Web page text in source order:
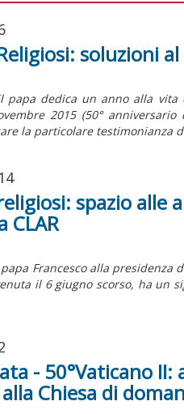
soluzioni
dedica un anno alla vita
2015 (50°
la particolare testimonianza
spazio
CLAR
Francesco alla
il 6 giugno scorso, ha
- 50°Vaticano
Chiesa di